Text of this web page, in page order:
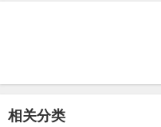
相关分类